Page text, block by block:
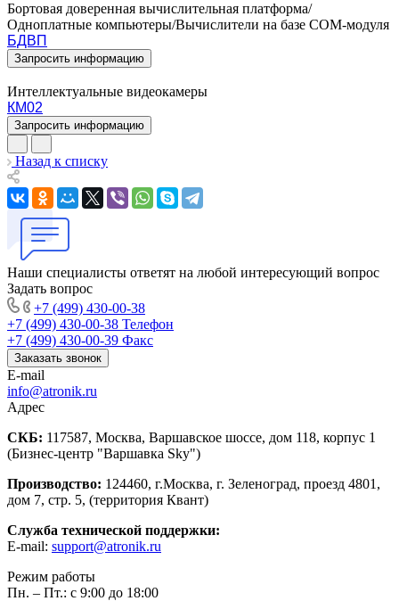
Бортовая доверенная вычислительная платформа/
Одноплатные компьютеры/Вычислители на базе COM-модуля
БДВП
Запросить информацию
Интеллектуальные видеокамеры
КМ02
Запросить информацию
Назад к списку
Наши специалисты ответят на любой интересующий вопрос
Задать вопрос
+7 (499) 430-00-38
+7 (499) 430-00-38 Телефон
+7 (499) 430-00-39 Факс
Заказать звонок
E-mail
info@atronik.ru
Адрес
СКБ: 117587, Москва, Варшавское шоссе, дом 118, корпус 1
(Бизнес-центр "Варшавка Sky")
Производство: 124460, г.Москва, г. Зеленоград, проезд 4801,
дом 7, стр. 5, (территория Квант)
Служба технической поддержки:
E-mail: support@atronik.ru
Режим работы
Пн. – Пт.: с 9:00 до 18:00